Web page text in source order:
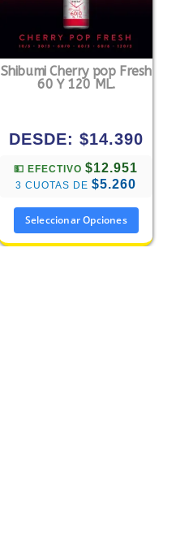
Shibumi Cherry pop Fresh
60 Y 120 ML.
DESDE: $14.390
💵 EFECTIVO$12.951
3 CUOTAS DE$5.260
Seleccionar Opciones